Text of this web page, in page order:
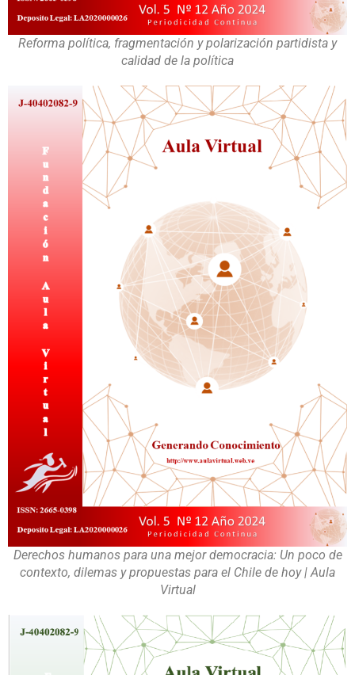
Reforma política, fragmentación y polarización partidista y
calidad de la política
Derechos humanos para una mejor democracia: Un poco de
contexto, dilemas y propuestas para el Chile de hoy | Aula
Virtual